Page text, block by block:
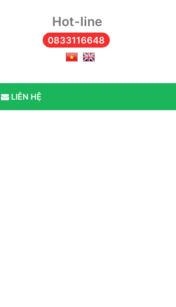
Hot-line
0833116648
LIÊN HỆ